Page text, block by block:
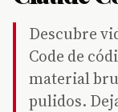
Descubre
Code de
material
pulidos.